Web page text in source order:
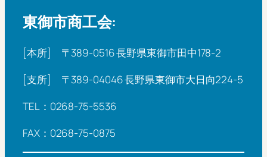
東御市商工会:
[本所] 〒389-0516 長野県東御市田中178-2
[支所] 〒389-04046 長野県東御市大日向224-5
TEL：0268-75-5536
FAX：0268-75-0875